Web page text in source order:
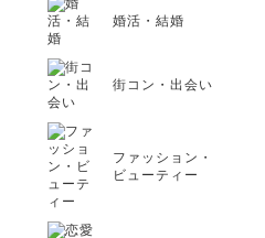
婚活・結婚
街コン・出会い
ファッション・
ビューティー